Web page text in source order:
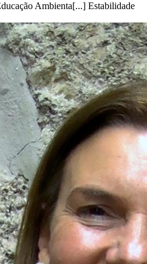
Ambienta[...] Estabilidade